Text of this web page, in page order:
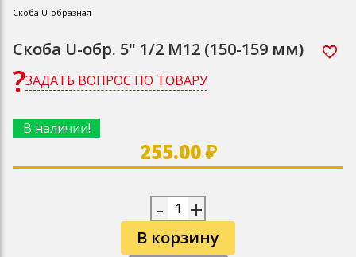
Скоба U-образная
Скоба U-обр. 5" 1/2 М12 (150-159 мм)
ЗАДАТЬ ВОПРОС ПО ТОВАРУ
В наличии!
255.00 ₽
- +
В корзину